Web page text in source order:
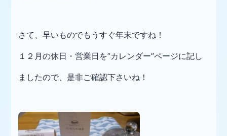
さて、早いものでもうすぐ年末ですね！
１２月の休日・営業日を”カレンダー”ページに記し
ましたので、是非ご確認下さいね！